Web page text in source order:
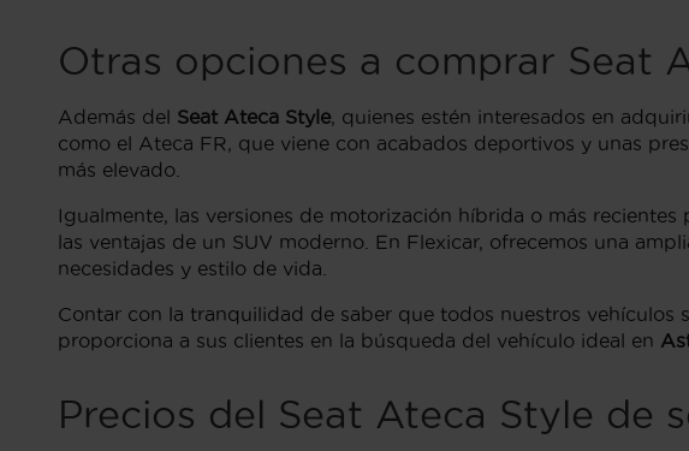
Otras opciones a comprar Seat
Además del Seat Ateca Style, quienes estén interesados en
como el Ateca FR, que viene con acabados deportivos y unas
más elevado.
Igualmente, las versiones de motorización híbrida o más
las ventajas de un SUV moderno. En Flexicar, ofrecemos una
necesidades y estilo de vida.
Contar con la tranquilidad de saber que todos nuestros
proporciona a sus clientes en la búsqueda del vehículo ideal en
Precios del Seat Ateca Style de